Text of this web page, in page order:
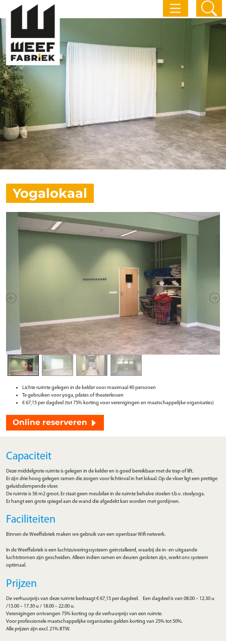
Yogalokaal
Previous Next
Lichte ruimte gelegen in de kelder voor maximaal 40 personen
Te gebruiken voor yoga, pilates of theaterlessen
€ 67,15 per dagdeel (tot 75% korting voor verenigingen en maatschappelijke organisaties)
Online reserveren
Capaciteit
Deze middelgrote ruimte is gelegen in de kelder en is goed bereikbaar met de trap of lift.
Er zijn drie hoog gelegen ramen die zorgen voor lichtinval in het lokaal. Op de vloer ligt een prettige
geluidsdempende vloer.
De ruimte is 56 m2 groot. Er staat geen meubilair in de ruimte behalve stoelen t.b.v. stoelyoga.
Er hangt een grote spiegel aan de wand die afgedekt kan worden met gordijnen.
Faciliteiten
Binnen de Weeffabriek maken we gebruik van een openbaar Wifi netwerk.
In de Weeffabriek is een luchtzuiveringssysteem geïnstalleerd, waarbij de in- en uitgaande
luchtstromen zijn gescheiden. Alleen indien ramen en deuren gesloten zijn, werkt ons systeem
optimaal.
Prijzen
De verhuurprijs van deze ruimte bedraagt € 67,15 per dagdeel. Een dagdeel is van 08.00 – 12.30 u
/13.00 – 17.30 u / 18.00 – 22.00 u.
Verenigingen ontvangen 75% korting op de verhuurprijs van een ruimte.
Voor professionele maatschappelijke organisaties gelden korting van 25% tot 50%.
Alle prijzen zijn excl. 21% BTW.